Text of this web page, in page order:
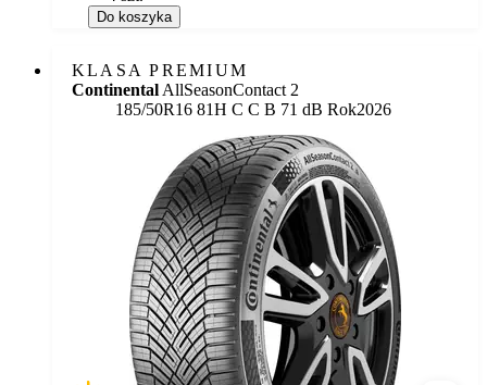
Do koszyka
KLASA PREMIUM
Continental AllSeasonContact 2
185/50R16 81H Etykieta:
C C B 71 dB Rok2026